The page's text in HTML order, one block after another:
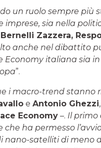
un ruolo sempre
imprese, sia nella
Zazzera,
anche nel dibattito
Economy italiana sia
”.
i macro-trend
e Antonio Ghezzi
Economy –. Il primo
ha permesso
nano-satelliti di meno